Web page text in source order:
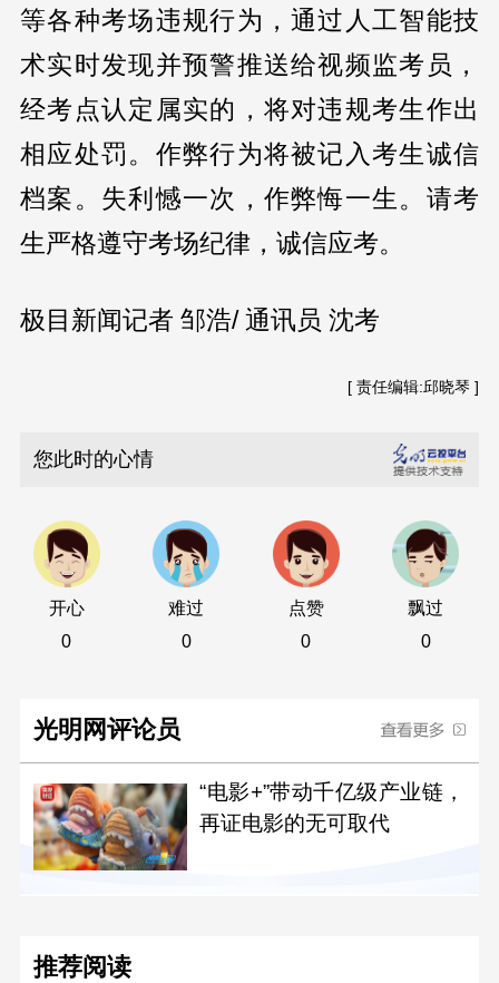
等各种考场违规行为，通过人工智能技
术实时发现并预警推送给视频监考员，
经考点认定属实的，将对违规考生作出
相应处罚。作弊行为将被记入考生诚信
档案。失利憾一次，作弊悔一生。请考
生严格遵守考场纪律，诚信应考。
极目新闻记者 邹浩/ 通讯员 沈考
[ 责任编辑:邱晓琴 ]
您此时的心情
开心
0
难过
0
点赞
0
飘过
0
光明网评论员
“电影+”带动千亿级产业链，
再证电影的无可取代
推荐阅读